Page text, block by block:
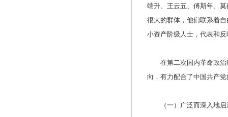
端升、王云五、傅斯年、
很大的群体，他们联系着
小资产阶级人士，代表和
在第二次国内革命政治
向，有力配合了中国共产
（一）广泛而深入地启